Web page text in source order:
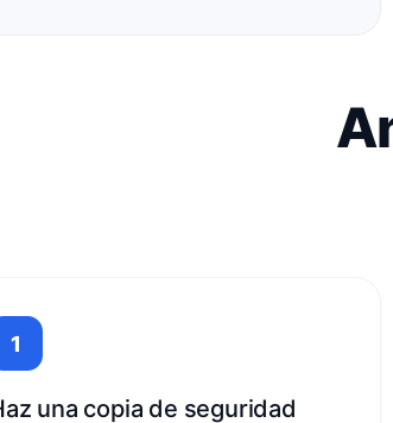
1
una copia de seguridad